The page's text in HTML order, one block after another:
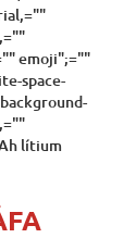
emoji";=""
space-
lítium